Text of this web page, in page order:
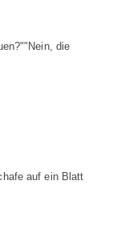
die
auf ein Blatt